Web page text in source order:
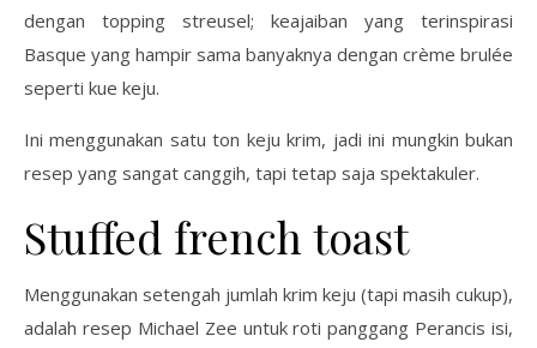
dengan topping streusel; keajaiban yang terinspirasi
Basque yang hampir sama banyaknya dengan crème brulée
seperti kue keju.
Ini menggunakan satu ton keju krim, jadi ini mungkin bukan
resep yang sangat canggih, tapi tetap saja spektakuler.
Stuffed french toast
Menggunakan setengah jumlah krim keju (tapi masih cukup),
adalah resep Michael Zee untuk roti panggang Perancis isi,